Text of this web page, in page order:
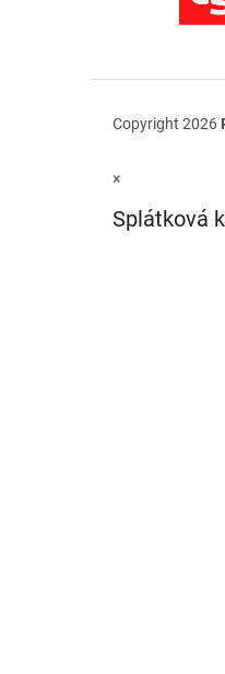
Copyright 2026
×
Splátková